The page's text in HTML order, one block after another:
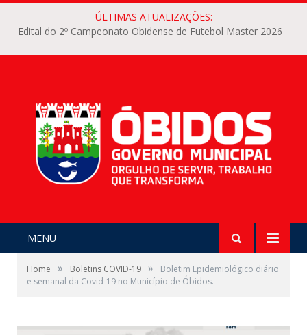
ÚLTIMAS ATUALIZAÇÕES:
Edital do 2º Campeonato Obidense de Futebol Master 2026
MENU
Home » Boletins COVID-19 »
Boletim Epidemiológico diário
e semanal da Covid-19 no Município de Óbidos.